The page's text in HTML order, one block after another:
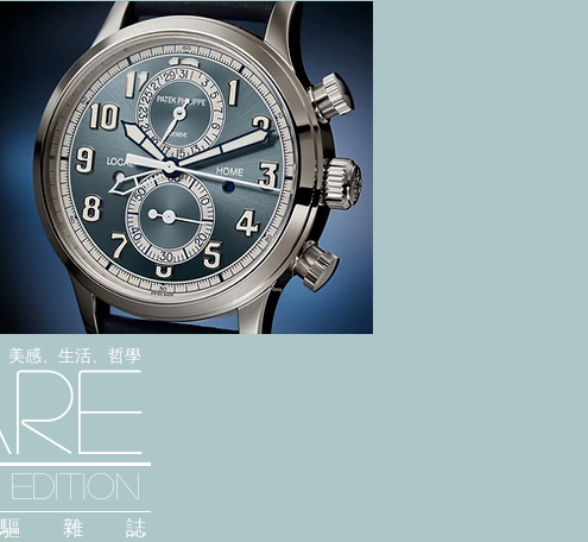
美感、生活、哲學
雜 誌